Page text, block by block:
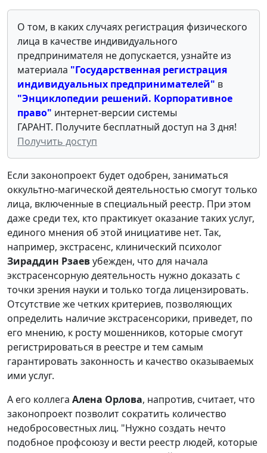
О том, в каких случаях регистрация физического
лица в качестве индивидуального
предпринимателя не допускается, узнайте из
материала "Государственная регистрация
индивидуальных предпринимателей" в
"Энциклопедии решений. Корпоративное
право" интернет-версии системы
ГАРАНТ. Получите бесплатный доступ на 3 дня!
Получить доступ
Если законопроект будет одобрен, заниматься
оккультно-магической деятельностью смогут только
лица, включенные в специальный реестр. При этом
даже среди тех, кто практикует оказание таких услуг,
единого мнения об этой инициативе нет. Так,
например, экстрасенс, клинический психолог
Зираддин Рзаевубежден, что для начала
экстрасенсорную деятельность нужно доказать с
точки зрения науки и только тогда лицензировать.
Отсутствие же четких критериев, позволяющих
определить наличие экстрасенсорики, приведет, по
его мнению, к росту мошенников, которые смогут
регистрироваться в реестре и тем самым
гарантировать законность и качество оказываемых
ими услуг.
А его коллега Алена Орлова, напротив, считает, что
законопроект позволит сократить количество
недобросовестных лиц. "Нужно создать нечто
подобное профсоюзу и вести реестр людей, которые